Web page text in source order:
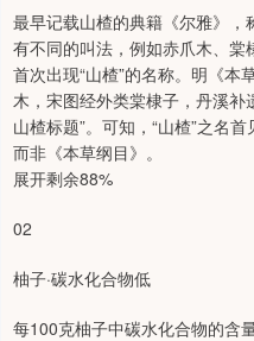
最早记载山楂的典籍《尔雅》，
有不同的叫法，例如赤爪木、棠
首次出现“山楂”的名称。明《本
木，宋图经外类棠棣子，丹溪
山楂标题”。可知，“山楂”之名
而非《本草纲目》。
展开剩余88%
02
柚子·碳水化合物低
每100克柚子中碳水化合物的含